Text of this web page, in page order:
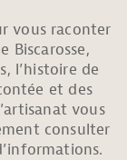
vous raconter
Biscarosse,
l’histoire de
et des
vous
consulter